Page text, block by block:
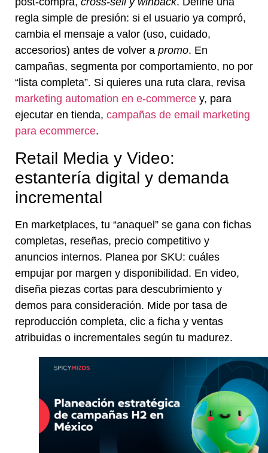
regla simple de presión: si el usuario ya compró,
cambia el mensaje a valor (uso, cuidado,
accesorios) antes de volver a promo. En
campañas, segmenta por comportamiento, no por
“lista completa”. Si quieres una ruta clara, revisa
marketing automation en e-commerce y, para
ejecutar en tienda, campañas de email marketing
para ecommerce.
Retail Media y Video:
estantería digital y demanda
incremental
En marketplaces, tu “anaquel” se gana con fichas
completas, reseñas, precio competitivo y
anuncios internos. Planea por SKU: cuáles
empujar por margen y disponibilidad. En video,
diseña piezas cortas para descubrimiento y
demos para consideración. Mide por tasa de
reproducción completa, clic a ficha y ventas
atribuidas o incrementales según tu madurez.